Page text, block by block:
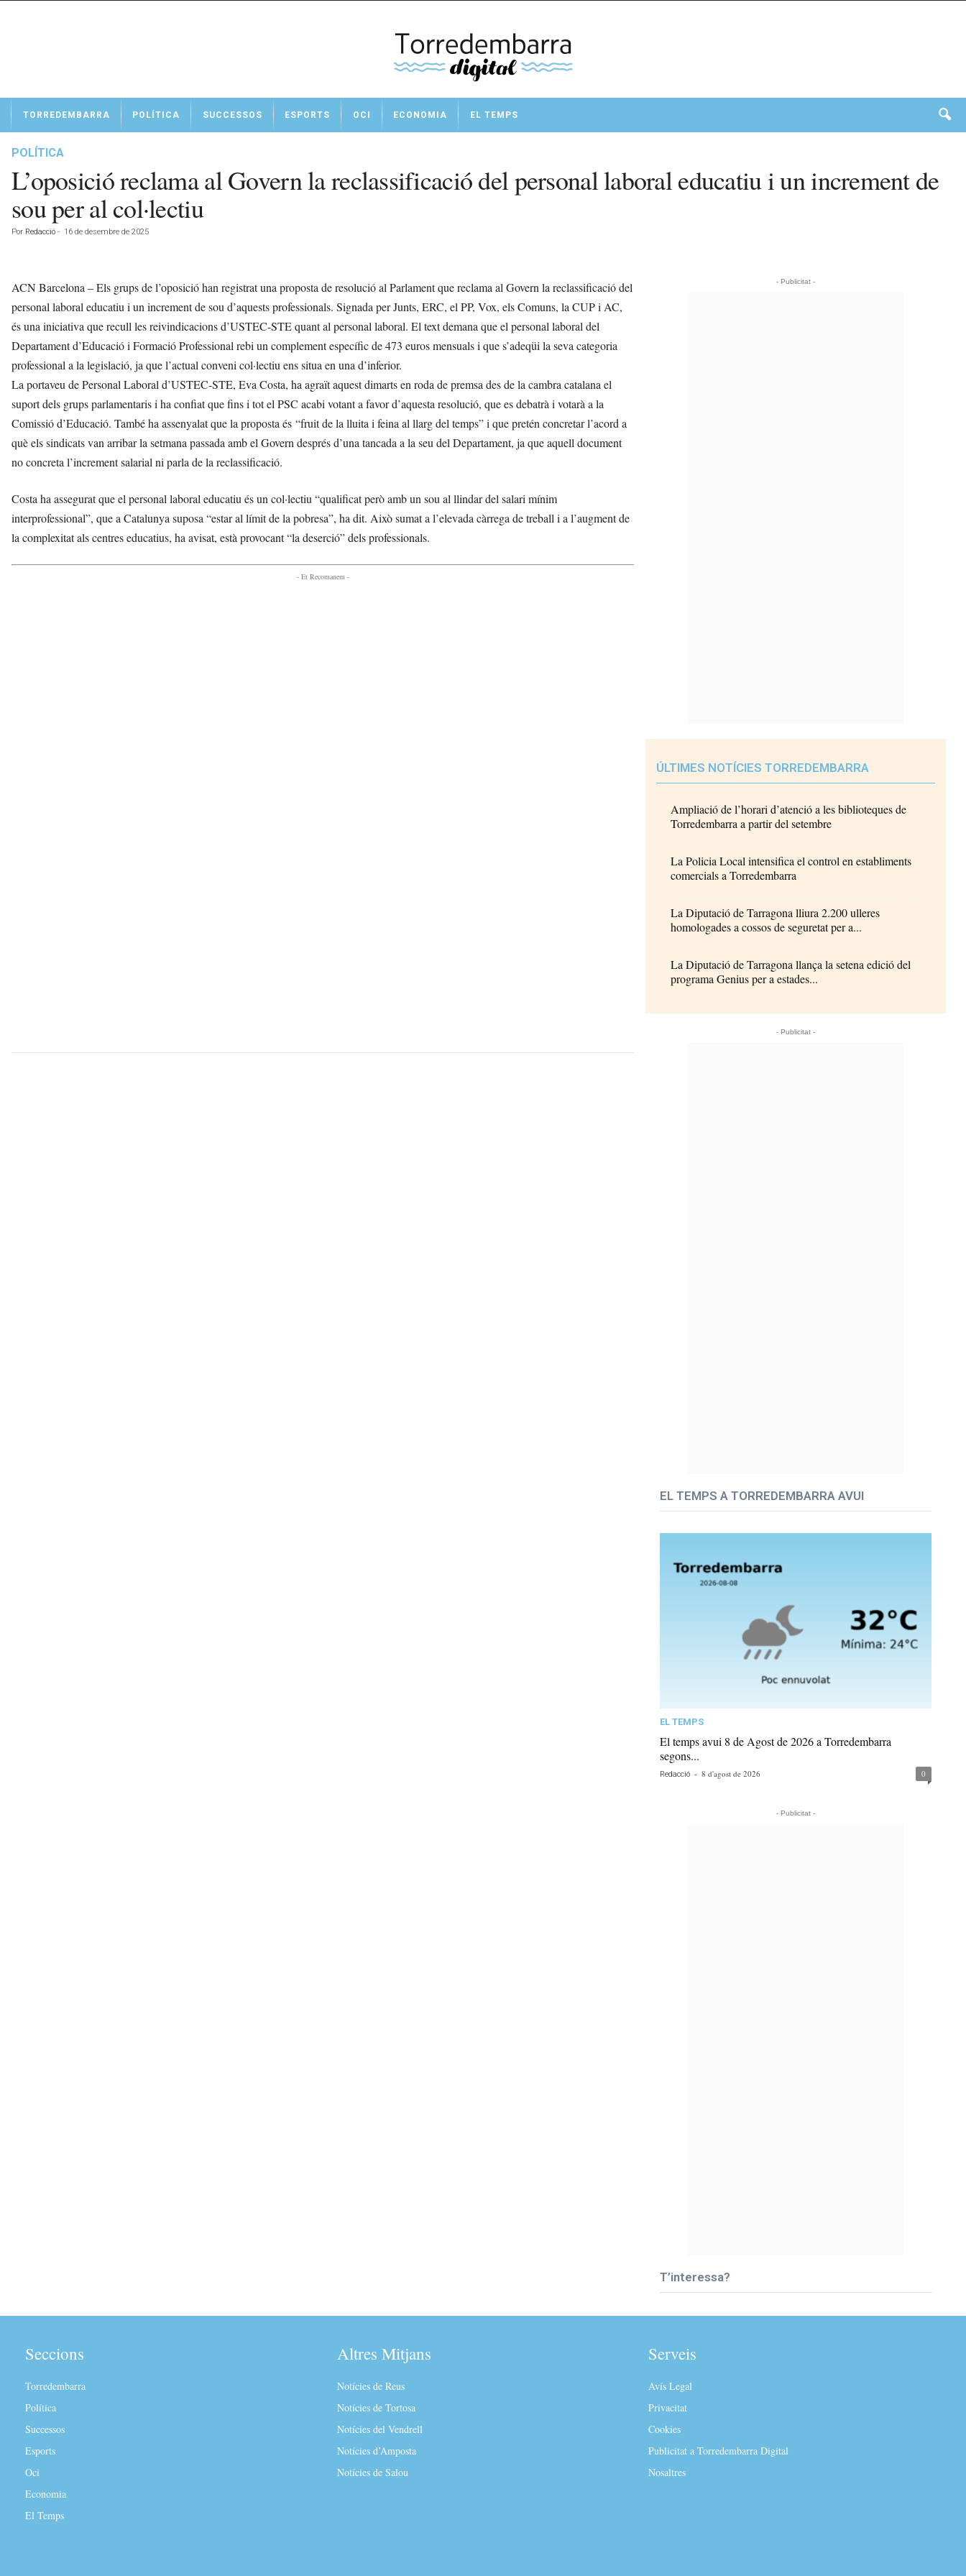
t
TORREDEMBARRA POLÍTICA SUCCESSOS ESPORTS OCI ECONOMIA EL TEMPS
POLÍTICA
L’oposició reclama al Govern la reclassificació del personal laboral educatiu i un increment de
sou per al col·lectiu
Por Redacció - 16 de desembre de 2025
ACN Barcelona – Els grups de l’oposició han registrat una proposta de resolució al Parlament que reclama al Govern la reclassificació del
personal laboral educatiu i un increment de sou d’aquests professionals. Signada per Junts, ERC, el PP, Vox, els Comuns, la CUP i AC,
és una iniciativa que recull les reivindicacions d’USTEC-STE quant al personal laboral. El text demana que el personal laboral del
Departament d’Educació i Formació Professional rebi un complement específic de 473 euros mensuals i que s’adeqüi la seva categoria
professional a la legislació, ja que l’actual conveni col·lectiu ens situa en una d’inferior.
La portaveu de Personal Laboral d’USTEC-STE, Eva Costa, ha agraït aquest dimarts en roda de premsa des de la cambra catalana el
suport dels grups parlamentaris i ha confiat que fins i tot el PSC acabi votant a favor d’aquesta resolució, que es debatrà i votarà a la
Comissió d’Educació. També ha assenyalat que la proposta és “fruit de la lluita i feina al llarg del temps” i que pretén concretar l’acord a
què els sindicats van arribar la setmana passada amb el Govern després d’una tancada a la seu del Departament, ja que aquell document
no concreta l’increment salarial ni parla de la reclassificació.
Costa ha assegurat que el personal laboral educatiu és un col·lectiu “qualificat però amb un sou al llindar del salari mínim
interprofessional”, que a Catalunya suposa “estar al límit de la pobresa”, ha dit. Això sumat a l’elevada càrrega de treball i a l’augment de
la complexitat als centres educatius, ha avisat, està provocant “la deserció” dels professionals.
- Et Recomanem -
- Publicitat -
ÚLTIMES NOTÍCIES TORREDEMBARRA
Ampliació de l’horari d’atenció a les biblioteques de
Torredembarra a partir del setembre
La Policia Local intensifica el control en establiments
comercials a Torredembarra
La Diputació de Tarragona lliura 2.200 ulleres
homologades a cossos de seguretat per a...
La Diputació de Tarragona llança la setena edició del
programa Genius per a estades...
- Publicitat -
EL TEMPS A TORREDEMBARRA AVUI
EL TEMPS
El temps avui 8 de Agost de 2026 a Torredembarra
segons...
Redacció - 8 d'agost de 2026 0
- Publicitat -
T’interessa?
Seccions
Torredembarra
Política
Successos
Esports
Oci
Economia
El Temps
Altres Mitjans
Notícies de Reus
Notícies de Tortosa
Notícies del Vendrell
Notícies d’Amposta
Notícies de Salou
Serveis
Avís Legal
Privacitat
Cookies
Publicitat a Torredembarra Digital
Nosaltres